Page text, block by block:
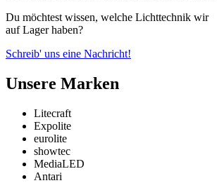
Du möchtest wissen, welche Lichttechnik wir
auf Lager haben?
Schreib' uns eine Nachricht!
Unsere Marken
Litecraft
Expolite
eurolite
showtec
MediaLED
Antari